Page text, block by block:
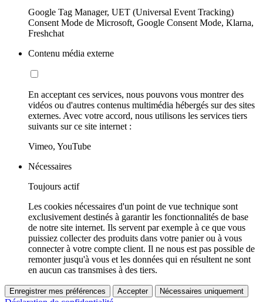
Google Tag Manager, UET (Universal Event Tracking)
Consent Mode de Microsoft, Google Consent Mode, Klarna,
Freshchat
Contenu média externe
En acceptant ces services, nous pouvons vous montrer des
vidéos ou d'autres contenus multimédia hébergés sur des sites
externes. Avec votre accord, nous utilisons les services tiers
suivants sur ce site internet :
Vimeo, YouTube
Nécessaires
Toujours actif
Les cookies nécessaires d'un point de vue technique sont
exclusivement destinés à garantir les fonctionnalités de base
de notre site internet. Ils servent par exemple à ce que vous
puissiez collecter des produits dans votre panier ou à vous
connecter à votre compte client. Il ne nous est pas possible de
remonter jusqu'à vous et les données qui en résultent ne sont
en aucun cas transmises à des tiers.
Enregistrer mes préférences Accepter Nécessaires uniquement